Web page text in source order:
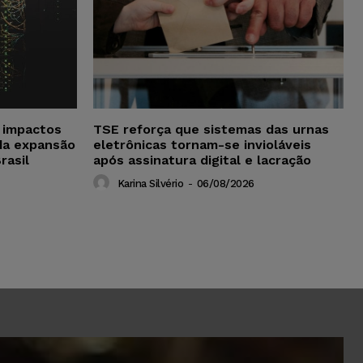
expansão
TSE reforça que sistemas das urnas
eletrônicas tornam-se invioláveis
após assinatura digital e lacração
Karina Silvério - 06/08/2026